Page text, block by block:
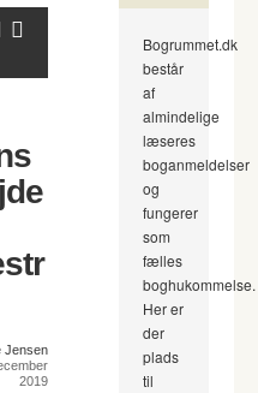
Jensen
2019
Bogrummet.dk
består
af
almindelige
læseres
boganmeldelser
og
fungerer
som
fælles
boghukommelse.
Her er
der
plads
til